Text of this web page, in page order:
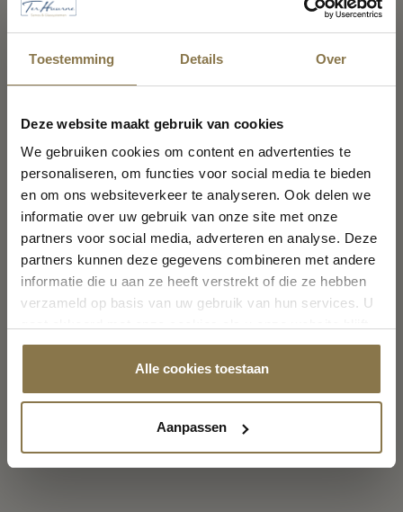
Toestemming Details Over
Deze website maakt gebruik van cookies
We gebruiken cookies om content en advertenties te
personaliseren, om functies voor social media te bieden
en om ons websiteverkeer te analyseren. Ook delen we
informatie over uw gebruik van onze site met onze
partners voor social media, adverteren en analyse. Deze
partners kunnen deze gegevens combineren met andere
informatie die u aan ze heeft verstrekt of die ze hebben
verzameld op basis van uw gebruik van hun services. U
gebruiken.
Alle cookies toestaan
Aanpassen
Vakantiemelding
Van8 augustus t/m 23 augustuszijn wij gesloten in
verband met de vakantie
Vanaf maandag 24 augustus staan wij weer voor u
klaar!
Sluiten